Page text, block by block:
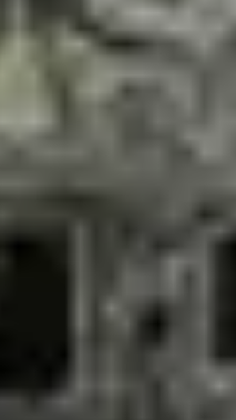
Comprendre l'Insomnie